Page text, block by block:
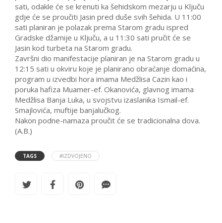
sati, odakle će se krenuti ka šehidskom mezarju u Ključu
gdje će se proučiti Jasin pred duše svih šehida. U 11:00
sati planiran je polazak prema Starom gradu ispred
Gradske džamije u Ključu, a u 11:30 sati pručit će se
Jasin kod turbeta na Starom gradu.
Završni dio manifestacije planiran je na Starom gradu u
12:15 sati u okviru koje je planirano obraćanje domaćina,
program u izvedbi hora imama Medžlisa Cazin kao i
poruka hafiza Muamer-ef. Okanovića, glavnog imama
Medžlisa Banja Luka, u svojstvu izaslanika Ismail-ef.
Smajlovića, muftije banjalučkog.
Nakon podne-namaza proučit će se tradicionalna dova.
(A.B.)
TAGS #IZDVOJENO